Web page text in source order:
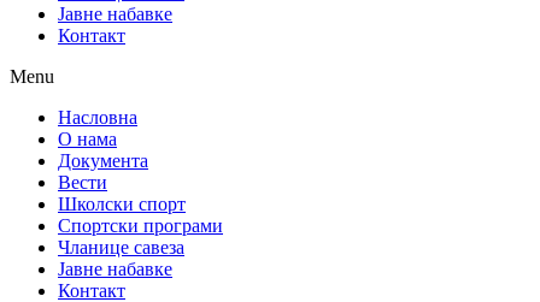
Јавне набавке
Контакт
Menu
Насловна
О нама
Документа
Вести
Школски спорт
Спортски програми
Чланице савеза
Јавне набавке
Контакт